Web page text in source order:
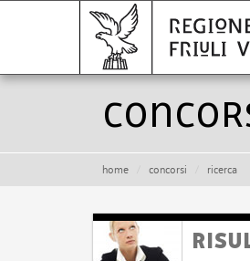
home concorsi ricerca